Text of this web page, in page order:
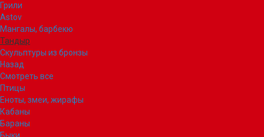
Грили
Astov
Мангалы, барбекю
Тандыр
Скульптуры из бронзы
Назад
Смотреть все
Птицы
Еноты, змеи, жирафы
Кабаны
Бараны